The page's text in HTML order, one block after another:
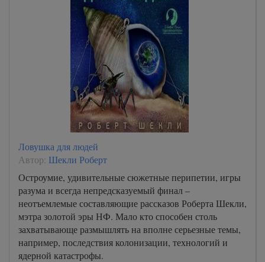
Ловушка для людей
Автор: Шекли Роберт
Остроумие, удивительные сюжетные перипетии, игры
разума и всегда непредсказуемый финал –
неотъемлемые составляющие рассказов Роберта Шекли,
мэтра золотой эры НФ. Мало кто способен столь
захватывающе размышлять на вполне серьезные темы,
например, последствия колонизации, технологий и
ядерной катастрофы.